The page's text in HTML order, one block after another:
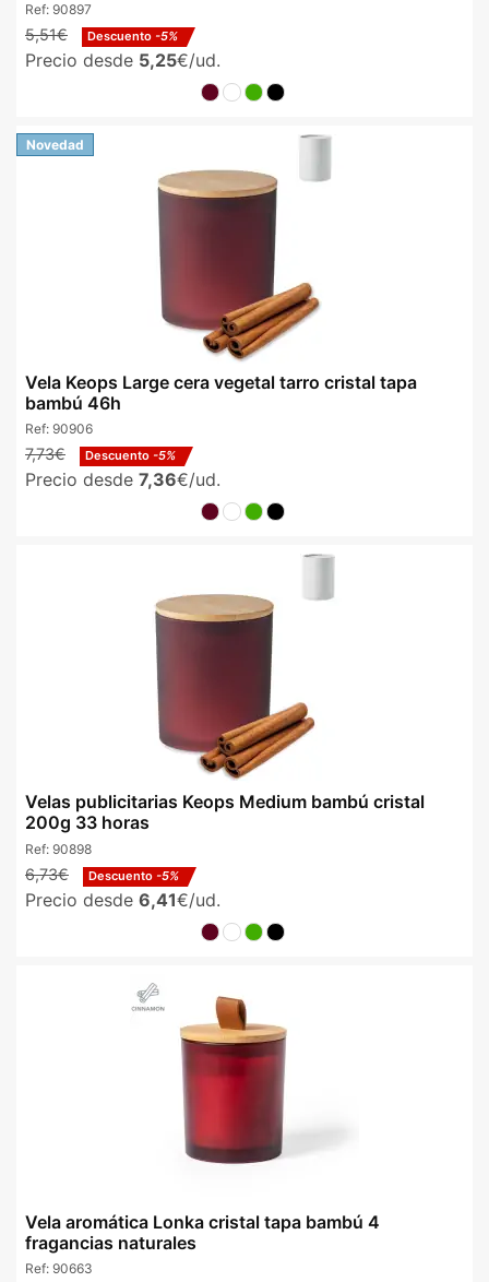
Ref: 90897
5,51€ Descuento -5%
Precio desde 5,25€/ud.
Novedad
Vela Keops Large cera vegetal tarro cristal tapa
bambú 46h
Ref: 90906
7,73€ Descuento -5%
Precio desde 7,36€/ud.
Velas publicitarias Keops Medium bambú cristal
200g 33 horas
Ref: 90898
6,73€ Descuento -5%
Precio desde 6,41€/ud.
Vela aromática Lonka cristal tapa bambú 4
fragancias naturales
Ref: 90663